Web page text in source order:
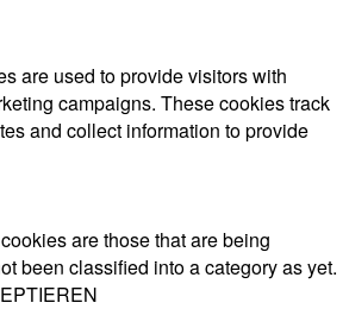
are used to provide visitors with
campaigns. These cookies track
and collect information to provide
are those that are being
been classified into a category as yet.